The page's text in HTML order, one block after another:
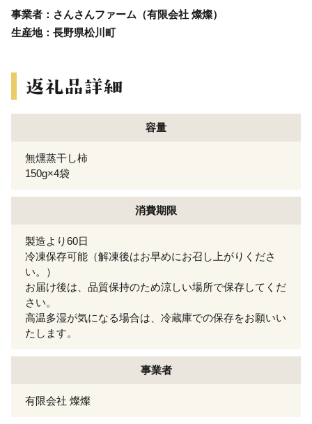
事業者：さんさんファーム（有限会社 燦燦）
生産地：長野県松川町
容量
無燻蒸干し柿
150g×4袋
消費期限
製造より60日
冷凍保存可能（解凍後はお早めにお召し上がりくださ
い。）
お届け後は、品質保持のため涼しい場所で保存してくだ
さい。
高温多湿が気になる場合は、冷蔵庫での保存をお願いい
たします。
事業者
有限会社 燦燦